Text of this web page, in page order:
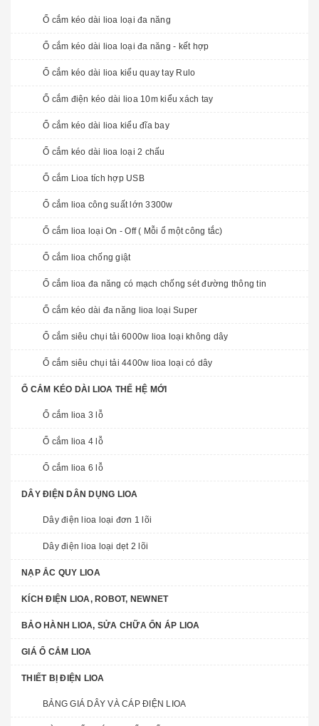
Ổ cắm kéo dài lioa loại đa năng
Ổ cắm kéo dài lioa loại đa năng - kết hợp
Ổ cắm kéo dài lioa kiểu quay tay Rulo
Ổ cắm điện kéo dài lioa 10m kiểu xách tay
Ổ cắm kéo dài lioa kiểu đĩa bay
Ổ cắm kéo dài lioa loại 2 chấu
Ổ cắm Lioa tích hợp USB
Ổ cắm lioa công suất lớn 3300w
Ổ cắm lioa loại On - Off ( Mỗi ổ một công tắc)
Ổ cắm lioa chống giật
Ổ cắm lioa đa năng có mạch chống sét đường thông tin
Ổ cắm kéo dài đa năng lioa loại Super
Ổ cắm siêu chụi tải 6000w lioa loại không dây
Ổ cắm siêu chụi tải 4400w lioa loại có dây
Ổ CẮM KÉO DÀI LIOA THẾ HỆ MỚI
Ổ cắm lioa 3 lỗ
Ổ cắm lioa 4 lỗ
Ổ cắm lioa 6 lỗ
DÂY ĐIỆN DÂN DỤNG LIOA
Dây điện lioa loại đơn 1 lõi
Dây điện lioa loại dẹt 2 lõi
NẠP ẮC QUY LIOA
KÍCH ĐIỆN LIOA, ROBOT, NEWNET
BẢO HÀNH LIOA, SỬA CHỮA ỔN ÁP LIOA
GIÁ Ổ CẮM LIOA
THIẾT BỊ ĐIỆN LIOA
BẢNG GIÁ DÂY VÀ CÁP ĐIỆN LIOA